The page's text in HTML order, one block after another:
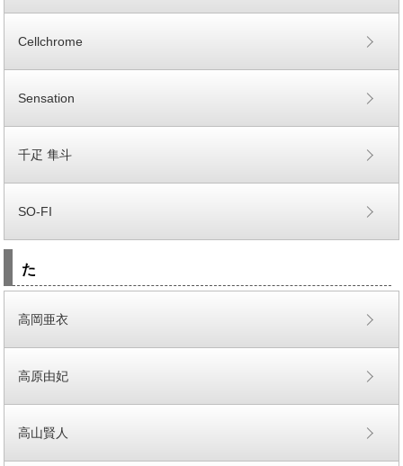
Cellchrome
Sensation
千疋 隼斗
SO-FI
た
高岡亜衣
高原由妃
高山賢人